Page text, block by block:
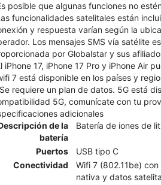
posible que algunas funciones no
funcionalidades satelitales están
y respuesta varían según la
Los mensajes SMS vía satélite
por Globalstar y sus
iPhone 17, iPhone 17 Pro y iPhone Air
7 está disponible en los países y
Se requiere un plan de datos. 5G está
5G, comunícate con tu
adicionales
de la
batería
Batería de iones de
Puertos
USB tipo C
Conectividad
Wifi 7 (802.11be)
nativa y datos